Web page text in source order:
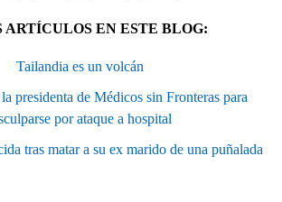
ARTÍCULOS EN ESTE BLOG:
Tailandia es un volcán
presidenta de Médicos sin Fronteras para
por ataque a hospital
tras matar a su ex marido de una puñalada